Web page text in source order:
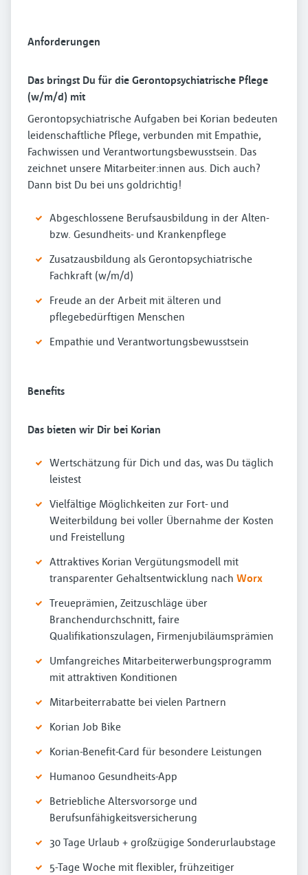
Anforderungen
Das bringst Du für die Gerontopsychiatrische Pflege
(w/m/d) mit
Gerontopsychiatrische Aufgaben bei Korian bedeuten
leidenschaftliche Pflege, verbunden mit Empathie,
Fachwissen und Verantwortungsbewusstsein. Das
zeichnet unsere Mitarbeiter:innen aus. Dich auch?
Dann bist Du bei uns goldrichtig!
Abgeschlossene Berufsausbildung in der Alten-
bzw. Gesundheits- und Krankenpflege
Zusatzausbildung als Gerontopsychiatrische
Fachkraft (w/m/d)
Freude an der Arbeit mit älteren und
pflegebedürftigen Menschen
Empathie und Verantwortungsbewusstsein
Benefits
Das bieten wir Dir bei Korian
Wertschätzung für Dich und das, was Du täglich
leistest
Vielfältige Möglichkeiten zur Fort- und
Weiterbildung bei voller Übernahme der Kosten
und Freistellung
Attraktives Korian Vergütungsmodell mit
transparenter Gehaltsentwicklung nach Worx
Treueprämien, Zeitzuschläge über
Branchendurchschnitt, faire
Qualifikationszulagen, Firmenjubiläumsprämien
Umfangreiches Mitarbeiterwerbungsprogramm
mit attraktiven Konditionen
Mitarbeiterrabatte bei vielen Partnern
Korian Job Bike
Korian-Benefit-Card für besondere Leistungen
Humanoo Gesundheits-App
Betriebliche Altersvorsorge und
Berufsunfähigkeitsversicherung
30 Tage Urlaub + großzügige Sonderurlaubstage
5-Tage Woche mit flexibler, frühzeitiger